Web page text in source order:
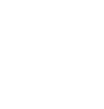
얼(Sensorial)' 전시는